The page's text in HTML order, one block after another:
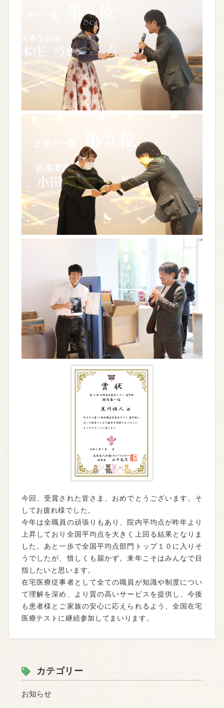
今回、受賞された皆さま、おめでとうございます。そ
してお疲れ様でした。
今年は全職員の頑張りもあり、院内平均点が昨年より
上昇しており全国平均点を大きく上回る結果となりま
した。あと一歩で全国平均点部門トップ１０に入りそ
うでしたが、惜しくも届かず。来年こそはみんなで目
指したいと思います。
在宅医療従事者として全ての職員が知識や制度につい
て理解を深め、より質の高いサービスを提供し、今後
も患者様とご家族の安心に応えられるよう、全国在宅
医療テストに継続参加してまいります。
カテゴリー
お知らせ